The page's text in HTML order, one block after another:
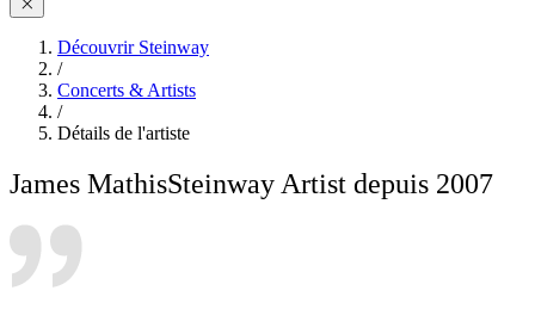
Découvrir Steinway
/
Concerts & Artists
/
Détails de l'artiste
James MathisSteinway Artist depuis 2007